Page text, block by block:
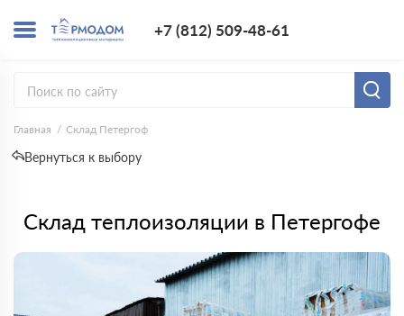
+7 (812) 509-48-61
Главная Склад Петергоф
Вернуться к выбору
Склад теплоизоляции в Петергофе